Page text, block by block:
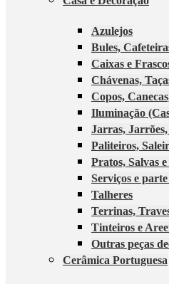
Azulejos
Bules,
Caixas e
Chávenas,
Copos,
Iluminação
Jarras, Jarrões,
Paliteiros,
Pratos, Salvas
Serviços e
Talheres
Terrinas,
Tinteiros e
Outras peças
Cerâmica Portuguesa